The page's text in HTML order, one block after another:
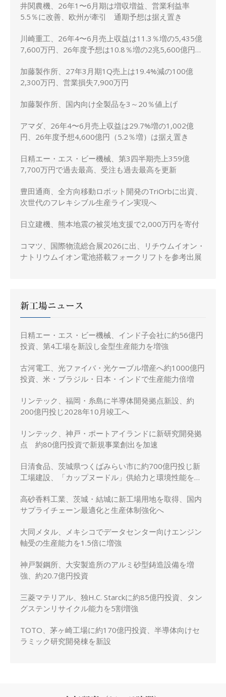
井関農機、26年1〜6月期は増収増益、営業利益率
5.5％に改善、欧州が牽引 通期予想は据え置き
川崎重工、26年4〜6月売上収益は11.3％増の5,435億
7,600万円、26年度予想は10.8％増の2兆5,600億円に
加藤製作所、27年3月期1Q売上は19.4%減の100億
2,300万円、営業損失7,900万円
加藤製作所、国内向け全製品を3～20％値上げ
アマダ、26年4〜6月売上収益は29.7%増の1,002億
円、26年度予想4,600億円（5.2％増）は据え置き
日精エー・エス・ビー機械、第3四半期売上359億
7,700万円で過去最高、受注も過去最高を更新
豊田通商、全方向移動ロボット開発のTriOrbに出資、
次世代のフレキシブル生産ライン実現へ
日立建機、熊本地震の被災地支援で2,000万円を寄付
コマツ、国際物流総合展2026に出、リチウムイオン・
ナトリウムイオン電池搭載フォークリフトを参考出展
新工場ニュース
日精エー・エス・ビー機械、インド子会社に約56億円
投資、第4工場を新設し金型生産能力を増強
古河電工、光ファイバ・光ケーブル増産へ約1000億円
投資、米・ブラジル・日本・インドで生産能力倍増
リンテック、福岡・糸島に半導体開発拠点新設、約
200億円投じ2028年10月竣工へ
リンテック、神戸・ポートアイランドに新研究開発拠
点 約80億円投資で新規事業創出を加速
日清食品、茨城県つくばみらい市に約700億円投じ新
工場建設、「カップヌードル」供給力と環境性能を強
高砂香料工業、茨城・結城に新工場用地を取得、国内
サプライチェーン最適化と生産体制強化へ
大同メタル、メキシコでデータセンター向けエンジン
軸受の生産能力を1.5倍に増強
神戸製鋼所、大安製造所のアルミ砂型鋳造設備を増
強、約20.7億円投資
三菱マテリアル、独H.C. Starckに約85億円投資、タン
グステンリサイクル能力を5割増強
TOTO、茅ヶ崎工場に約170億円投資、半導体向けセ
ラミック研究開発棟を新設